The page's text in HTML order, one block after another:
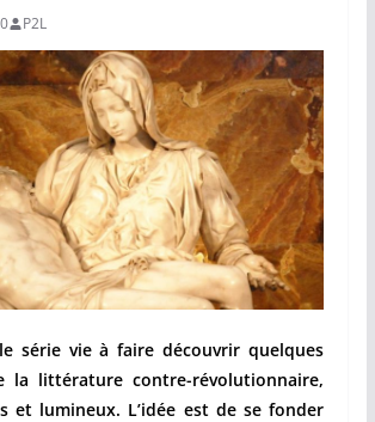
P2L
série vie à faire découvrir quelques
la littérature contre-révolutionnaire,
et lumineux. L’idée est de se fonder